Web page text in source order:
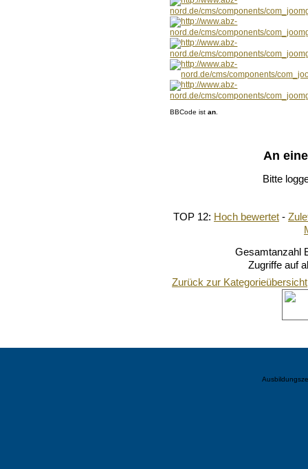
BBCode istan
An
Bitte
TOP 12: Hoch bewertet -
Gesamtanzahl
Zugriffe auf
Zurück zur Kategorieübersicht